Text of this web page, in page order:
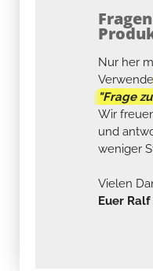
Nur her
"Frage
Wir
und
weniger
Vielen
Euer